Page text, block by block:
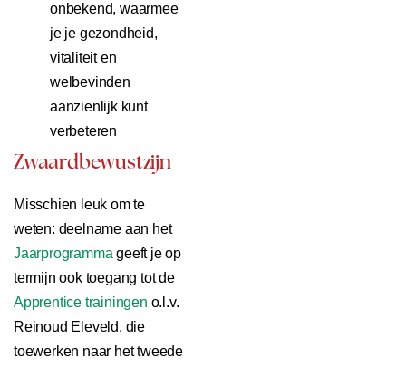
onbekend, waarmee
je je gezondheid,
vitaliteit en
welbevinden
aanzienlijk kunt
verbeteren
Zwaardbewustzijn
Misschien leuk om te
weten: deelname aan het
Jaarprogramma geeft je op
termijn ook toegang tot de
Apprentice trainingen o.l.v.
Reinoud Eleveld, die
toewerken naar het tweede